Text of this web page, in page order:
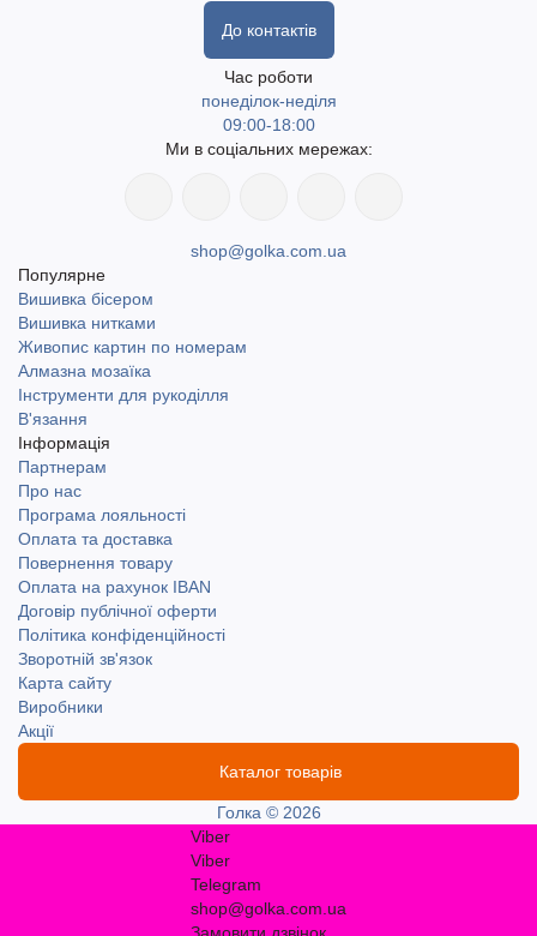
До контактів
Час роботи
понеділок-неділя
09:00-18:00
Ми в соціальних мережах:
shop@golka.com.ua
Популярне
Вишивка бісером
Вишивка нитками
Живопис картин по номерам
Алмазна мозаїка
Інструменти для рукоділля
В'язання
Інформація
Партнерам
Про нас
Програма лояльності
Оплата та доставка
Повернення товару
Оплата на рахунок IBAN
Договір публічної оферти
Політика конфіденційності
Зворотній зв'язок
Карта сайту
Виробники
Акції
Каталог товарів
Голка © 2026
Viber
Viber
Telegram
shop@golka.com.ua